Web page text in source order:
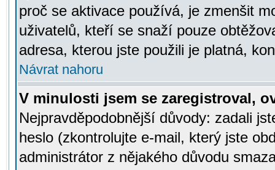
proč se aktivace používá, je zmenšit
uživatelů, kteří se snaží pouze
adresa, kterou jste použili je platná,
Návrat nahoru
V minulosti jsem se zaregistroval,
Nejpravděpodobnější důvody: zadali
heslo (zkontrolujte e-mail, který jste
administrátor z nějakého důvodu